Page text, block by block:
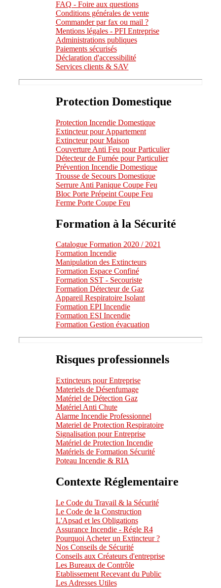
FAQ - Foire aux questions
Conditions générales de vente
Commander par fax ou mail ?
Mentions légales - PFI Entreprise
Administrations publiques
Paiements sécurisés
Déclaration d'accessibilité
Services clients & SAV
Protection Domestique
Protection Incendie Domestique
Extincteur pour Appartement
Extincteur pour Maison
Couverture Anti Feu pour Particulier
Détecteur de Fumée pour Particulier
Prévention Incendie Domestique
Trousse de Secours Domestique
Serrure Anti Panique Coupe Feu
Bloc Porte Prépeint Coupe Feu
Ferme Porte Coupe Feu
Formation à la Sécurité
Catalogue Formation 2020 / 2021
Formation Incendie
Manipulation des Extincteurs
Formation Espace Confiné
Formation SST - Secouriste
Formation Détecteur de Gaz
Appareil Respiratoire Isolant
Formation EPI Incendie
Formation ESI Incendie
Formation Gestion évacuation
Risques professionnels
Extincteurs pour Entreprise
Materiels de Désenfumage
Matériel de Détection Gaz
Matériel Anti Chute
Alarme Incendie Professionnel
Materiel de Protection Respiratoire
Signalisation pour Entreprise
Matériel de Protection Incendie
Matériels de Formation Sécurité
Poteau Incendie & RIA
Contexte Réglementaire
Le Code du Travail & la Sécurité
Le Code de la Construction
L'Apsad et les Obligations
Assurance Incendie - Régle R4
Pourquoi Acheter un Extincteur ?
Nos Conseils de Sécurité
Conseils aux Créateurs d'entreprise
Les Bureaux de Contrôle
Etablissement Recevant du Public
Les Adresses Utiles